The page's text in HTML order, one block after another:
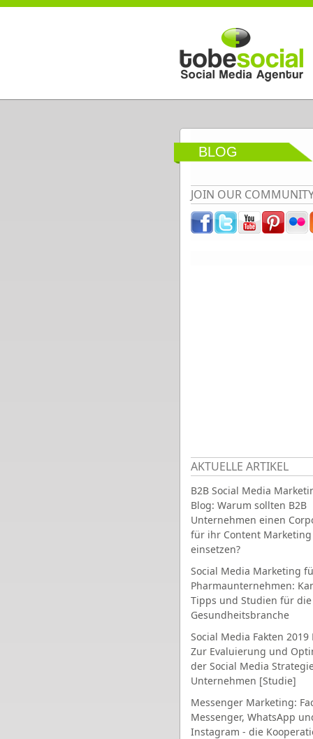
Direkt zum Inhalt
BLOG
JOIN OUR
AKTUELLE ARTIKEL
B2B Social Media
Blog: Warum sollten B2B
Unternehmen einen
für ihr Content Marketing
einsetzen?
Social Media Marketing
Pharmaunternehmen:
Tipps und Studien für die
Gesundheitsbranche
Social Media Fakten 2019
Zur Evaluierung und
der Social Media
Unternehmen [Studie]
Messenger Marketing:
Messenger, WhatsApp
Instagram - die